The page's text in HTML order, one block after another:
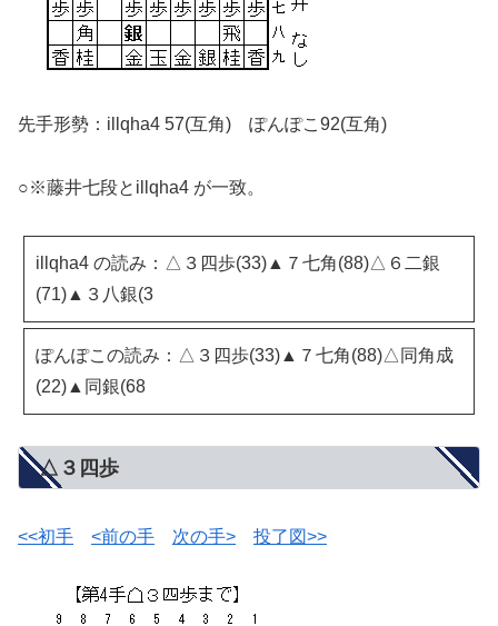
先手形勢：illqha4 57(互角) ぽんぽこ92(互角)
○※藤井七段とillqha4 が一致。
illqha4 の読み：△３四歩(33)▲７七角(88)△６二銀
(71)▲３八銀(3
ぽんぽこの読み：△３四歩(33)▲７七角(88)△同角成
(22)▲同銀(68
△３四歩
<<初手 <前の手 次の手> 投了図>>